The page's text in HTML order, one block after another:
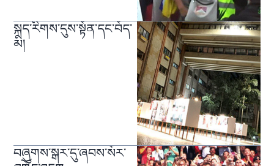
སྐད་རིགས་དུས་སྟོན་དང་བོད་
མི།
བཞུགས་སྒར་དུ་ཞབས་སོར་